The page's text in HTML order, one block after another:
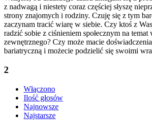
z nadwagą i niestety coraz częściej słyszę
strony znajomych i rodziny. Czuję się z tym
zaczynam tracić wiarę w siebie. Czy ktoś z
radzić sobie z ciśnieniem społecznym na
zewnętrznego? Czy może macie
bariatryczną i możecie podzielić się swoimi
2
Włączono
Ilość głosów
Najnowsze
Najstarsze